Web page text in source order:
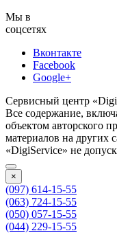
Мы в
соцсетях
Вконтакте
Facebook
Google+
Сервисный центр
Все содержание,
объектом авторского
материалов на других
«DigiService» не
×
(097) 614-15-55
(063) 724-15-55
(050) 057-15-55
(044) 229-15-55